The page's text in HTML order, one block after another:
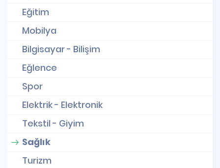
Eğitim
Mobilya
Bilgisayar - Bilişim
Eğlence
Spor
Elektrik - Elektronik
Tekstil - Giyim
Sağlık
Turizm